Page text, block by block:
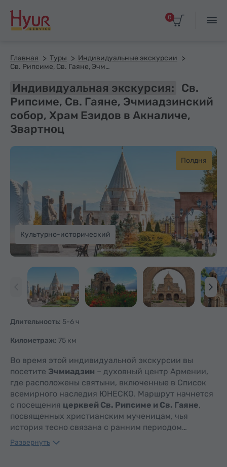
0
Главная Туры
Индивидуальные экскурсии
Св. Рипсиме, Св. Гаяне, Эчмиадзинский собор, Храм Езидов в Акналиче, Звартноц
Индивидуальная экскурсия: Св.
Рипсиме, Св. Гаяне, Эчмиадзинский
собор, Храм Езидов в Акналиче,
Звартноц
Полдня
Культурно-исторический
Длительность: 5-6 ч
Километраж: 75 км
Во время этой индивидуальной экскурсии вы
посетите Эчмиадзин – духовный центр Армении,
где расположены святыни, включенные в Список
всемирного наследия ЮНЕСКО. Маршрут начнется
с посещения церквей Св. Рипсиме и Св. Гаяне,
посвященных христианским мученицам, чья
история тесно связана с ранним периодом…
Развернуть